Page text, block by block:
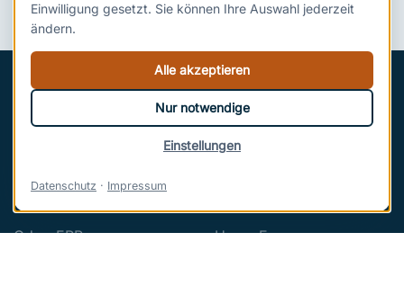
Seit 2008 verbinden wir ERP, CRM, KI und Custom
zuverlässig umgesetzt, sicher gehostet in Europa.
Odoo ERP
Unser Europa-
Einwilligung gesetzt. Sie können Ihre Auswahl jederzeit
ändern.
Alle akzeptieren
Nur notwendige
Einstellungen
Datenschutz · Impressum